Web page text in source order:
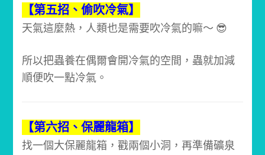
【第五招、偷吹冷氣】
天氣這麼熱，人類也是需要吹冷氣的嘛～ 😎
所以把蟲養在偶爾會開冷氣的空間，蟲就加減
順便吹一點冷氣。
【第六招、保麗龍箱】
找一個大保麗龍箱，戳兩個小洞，再準備礦泉